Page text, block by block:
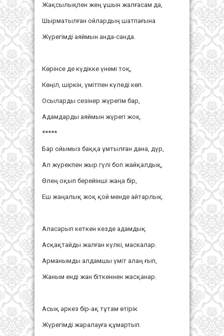
Жақсылықпен жең ұшын жалғасам да,
Шырматылған ойлардың шатпағына
Жүрегімді аяймын анда-санда.
Көрінсе де күдікке үнемі тоқ,
Көңіл, шіркін, үмітпен күледі көп.
Осыларды сезінер жүрегім бар,
Адамдарды аяймын жүрегі жоқ.
*****
Бар ойымыз баққа ұмтылған дана, дүр,
Ал жүрекпен жыр гүлі боп жайқалдық,
Өлең оқып берейінші жаңа бір,
Еш жаңалық жоқ қой менде айтарлық.
Аласарып кеткен кезде адамдық
Асқақтайды жалған күлкі, маскалар.
Арманымды алдамшы үміт алаң ғып,
Жаным енді жан біткеннен жасқанар.
Асық әркез бір-ақ тұтам өтірік
Жүрегімді жаралауға құмартып.